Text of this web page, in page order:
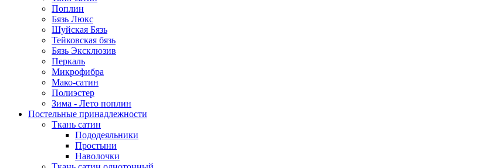
Поплин
Бязь Люкс
Шуйская Бязь
Тейковская бязь
Бязь Эксклюзив
Перкаль
Микрофибра
Мако-сатин
Полиэстер
Зима - Лето поплин
Постельные принадлежности
Ткань сатин
Пододеяльники
Простыни
Наволочки